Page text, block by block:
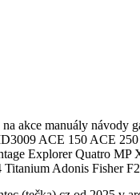
akce manuály návody
ACE 150 ACE
Explorer Quatro MP
Adonis Fisher